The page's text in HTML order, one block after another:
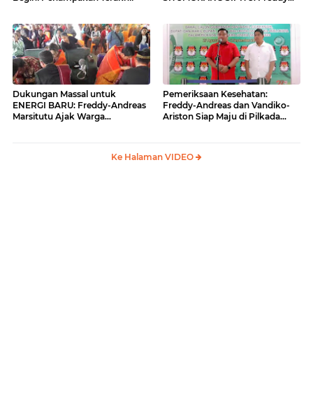
Dukungan Massal untuk
ENERGI BARU: Freddy-Andreas
Marsitutu Ajak Warga
Pemeriksaan Kesehatan:
Freddy-Andreas dan Vandiko-
Ariston Siap Maju di Pilkada
Ke Halaman VIDEO